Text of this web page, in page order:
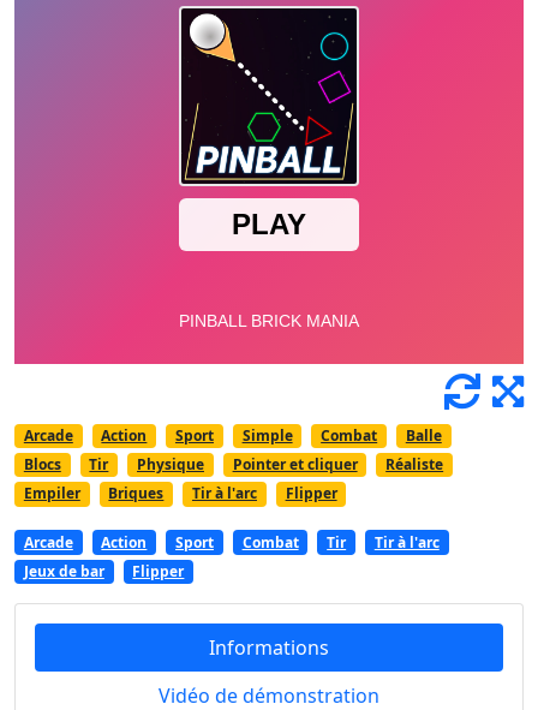
Arcade Action Sport Simple Combat
Balle
Blocs
Tir Physique Pointer et cliquer
Réaliste
Empiler
Briques Tir à l'arc Flipper
Arcade Action Sport Combat Tir
Tir à l'arc
Jeux de bar
Flipper
Informations
Vidéo de démonstration